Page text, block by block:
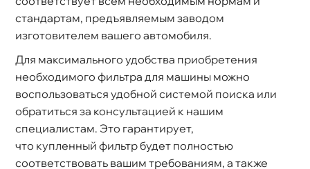
стандартам, предъявляемым заводом
изготовителем вашего автомобиля.
Для максимального удобства приобретения
необходимого фильтра для машины можно
оспользоваться удобной системой поиска или
обратиться за консультацией к нашим
специалистам. Это гарантирует,
что купленный фильтр будет полностью
соответствовать вашим требованиям, а также